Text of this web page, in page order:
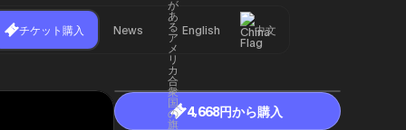
チケット購入 News English 中文
4,668円から購入